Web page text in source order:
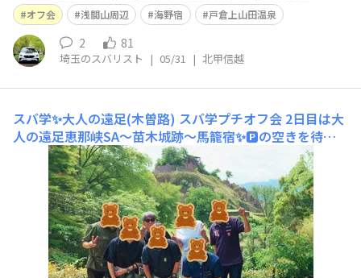
オフ会 浅間山周辺 海野宿 戸倉上山田温泉
2 81
埼玉のスバリスト | 05/31 | 北甲信越
スバ学✨大人の遠足(木曽路) スバ学プチオフ会 2日目は大
人の遠足恵那峡SA〜苗木城跡〜馬籠宿✨🅿️の空きを待っ
て成立、SUBARUの法則✨国指定の史跡の山城、高森山(4
32m)に築かれた苗木城跡からの眺め城下を未来のリニア
中央新幹線が走る眼下には木曽川、第二木曽川橋りょう橋
完成予定2031/リニア開通予定2034✨天守跡に設け